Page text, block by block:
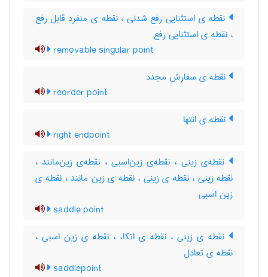
نقطه ی استثنایی رفع شدنی ، نقطه ی منفرد قابل رفع
، نقطه ی استثنایی رفع
removable singular point
نقطه ی سفارش مجدد
reorder point
نقطه ی انتها
right endpoint
نقطه‌ی زینی ، نقطه‌ی زین‌اسبی ، نقطه‌ی زین‌مانند ،
نقطه زینی ، نقطه ی زینی ، نقطه ی زین مانند ، نقطه ی
زین اسبی
saddle point
نقطه ی زینی ، نقطه ی اتکاء ، نقطه ی زین اسبی ،
نقطه ی تعادل
saddlepoint